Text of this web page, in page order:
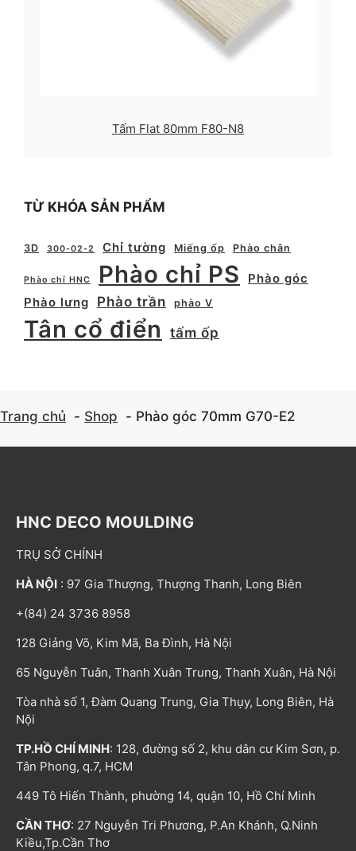
Tấm Flat 80mm F80-N8
TỪ KHÓA SẢN PHẨM
3D 300-02-2 Chỉ tường Miếng ốp Phào chân
Phào chỉ HNC Phào chỉ PS
Phào góc
Phào lưng
Phào trần phào V
Tân cổ điển tấm ốp
Trang chủ Shop Phào góc 70mm G70-E2
HNC DECO MOULDING
TRỤ SỞ CHÍNH
HÀ NỘI : 97 Gia Thượng, Thượng Thanh, Long Biên
+(84) 24 3736 8958
128 Giảng Võ, Kim Mã, Ba Đình, Hà Nội
65 Nguyễn Tuân, Thanh Xuân Trung, Thanh Xuân, Hà Nội
Tòa nhà số 1, Đàm Quang Trung, Gia Thụy, Long Biên, Hà
Nội
TP.HỒ CHÍ MINH: 128, đường số 2, khu dân cư Kim Sơn, p.
Tân Phong, q.7, HCM
449 Tô Hiến Thành, phường 14, quận 10, Hồ Chí Minh
CẦN THƠ: 27 Nguyễn Tri Phương, P.An Khánh, Q.Ninh
Kiều,Tp.Cần Thơ